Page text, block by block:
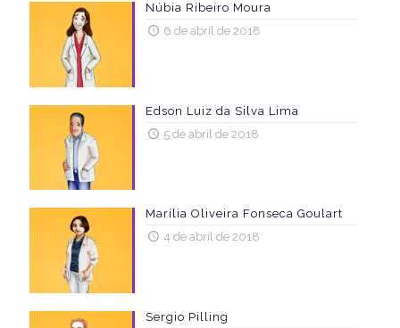
Núbia Ribeiro Moura
6 de abril de 2018
Edson Luiz da Silva Lima
5 de abril de 2018
Marília Oliveira Fonseca Goulart
4 de abril de 2018
Sergio Pilling